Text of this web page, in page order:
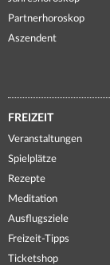
Partnerhoroskop
Aszendent
FREIZEIT
Veranstaltungen
Spielplätze
Rezepte
Meditation
Ausflugsziele
Freizeit-Tipps
Ticketshop